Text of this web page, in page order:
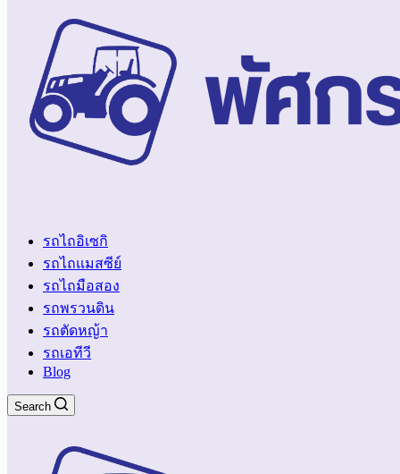
รถไถอิเซกิ
รถไถแมสซีย์
รถไถมือสอง
รถพรวนดิน
รถตัดหญ้า
รถเอทีวี
Blog
Search